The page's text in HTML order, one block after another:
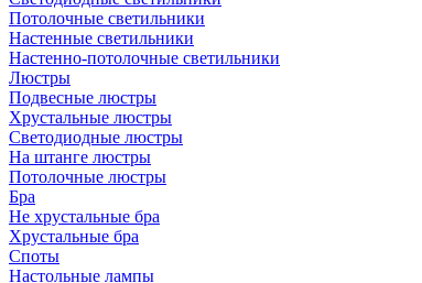
Потолочные светильники
Настенные светильники
Настенно-потолочные светильники
Люстры
Подвесные люстры
Хрустальные люстры
Светодиодные люстры
На штанге люстры
Потолочные люстры
Бра
Не хрустальные бра
Хрустальные бра
Споты
Настольные лампы